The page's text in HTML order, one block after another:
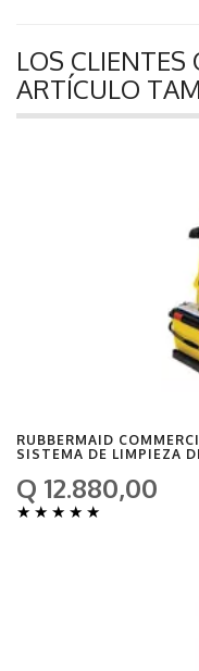
LOS CLIENTES
ARTÍCULO
RUBBERMAID
SISTEMA DE LIMPIEZA
Q 12.880,00
★ ★ ★ ★ ★